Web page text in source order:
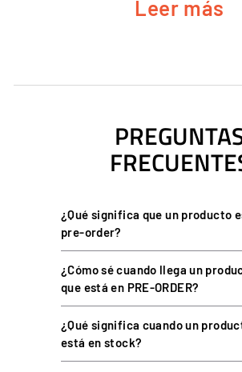
Incluye 5 pomos de encoder, 2 pomos
multidireccional y 2 ruletas de pulgar.
Peso de 0,5 kg y dimensiones de 10 × 10 ×
ESPECIFICACIONES TÉCNICAS
ESPECIFICACIÓN
Leer más
¿Qué significa que un producto
pre-order?
¿Cómo sé cuando llega un
que está en PRE-ORDER?
¿Qué significa cuando un
está en stock?